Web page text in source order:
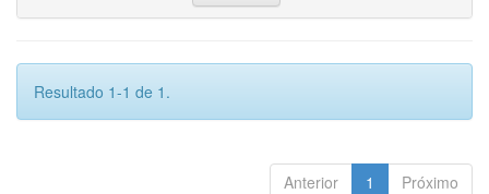
Resultado 1-1 de 1.
Anterior 1 Próximo